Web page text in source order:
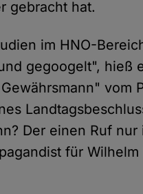
gebracht hat.
im HNO-
gegoogelt", hieß
vom
Der einen Ruf
für